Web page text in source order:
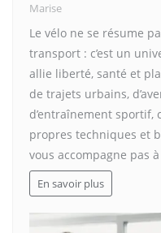
Marise
Le vélo ne se résume
transport : c’est un
allie liberté, santé et
de trajets urbains,
d’entraînement sportif,
propres techniques et
vous accompagne pas
En savoir plus